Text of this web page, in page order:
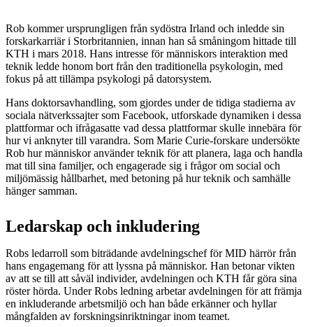
Rob kommer ursprungligen från sydöstra Irland och inledde sin
forskarkarriär i Storbritannien, innan han så småningom hittade till
KTH i mars 2018. Hans intresse för människors interaktion med
teknik ledde honom bort från den traditionella psykologin, med
fokus på att tillämpa psykologi på datorsystem.
Hans doktorsavhandling, som gjordes under de tidiga stadierna av
sociala nätverkssajter som Facebook, utforskade dynamiken i dessa
plattformar och ifrågasatte vad dessa plattformar skulle innebära för
hur vi anknyter till varandra. Som Marie Curie-forskare undersökte
Rob hur människor använder teknik för att planera, laga och handla
mat till sina familjer, och engagerade sig i frågor om social och
miljömässig hållbarhet, med betoning på hur teknik och samhälle
hänger samman.
Ledarskap och inkludering
Robs ledarroll som biträdande avdelningschef för MID härrör från
hans engagemang för att lyssna på människor. Han betonar vikten
av att se till att såväl individer, avdelningen och KTH får göra sina
röster hörda. Under Robs ledning arbetar avdelningen för att främja
en inkluderande arbetsmiljö och han både erkänner och hyllar
mångfalden av forskningsinriktningar inom teamet.